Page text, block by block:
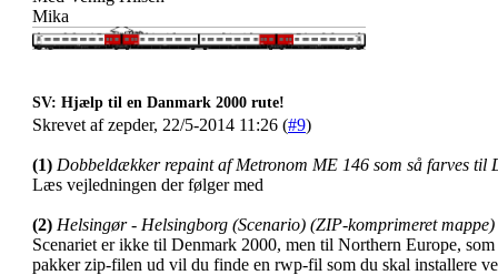
Mika
SV: Hjælp til en Danmark 2000 rute!
Skrevet af zepder, 22/5-2014 11:26 (#9)
(1) Dobbeldækker repaint af Metronom ME 146 som så farves
Læs vejledningen der følger med
(2) Helsingør - Helsingborg (Scenario) (ZIP-komprimeret mappe)
Scenariet er ikke til Denmark 2000, men til Northern Europe,
pakker zip-filen ud vil du finde en rwp-fil som du skal installere